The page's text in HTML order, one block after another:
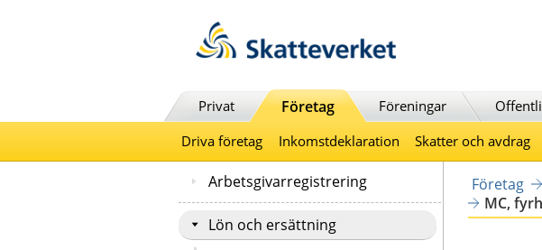
Privat Företag Föreningar
Driva företag
Inkomstdeklaration Skatter och avdrag
Arbetsgivarregistrering
Lön och ersättning
Företag
MC,